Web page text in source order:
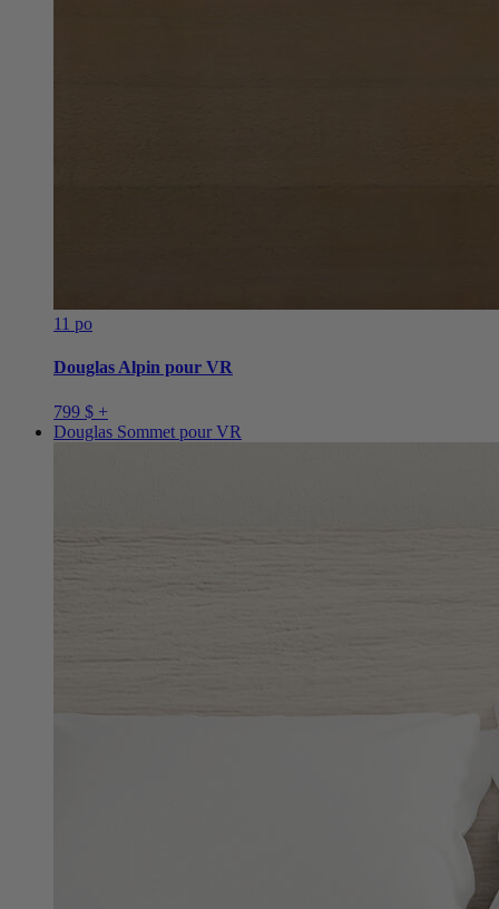
11 po
Douglas Alpin pour VR
799 $ +
Douglas Sommet pour VR